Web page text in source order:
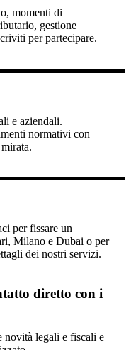
momenti di
gestione
per partecipare.
e aziendali.
normativi con
per fissare un
Milano e Dubai o per
dei nostri servizi.
diretto con i
novità legali e fiscali e